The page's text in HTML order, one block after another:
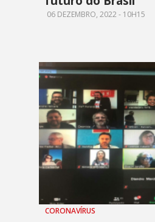
06 DEZEMBRO, 2022 - 10H15
CORONAVÍRUS